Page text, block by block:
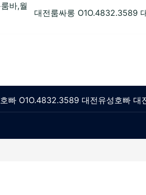
바,월
대전룸싸롱 O1O.4832.3589
빠 O1O.4832.3589 대전유성호빠 대